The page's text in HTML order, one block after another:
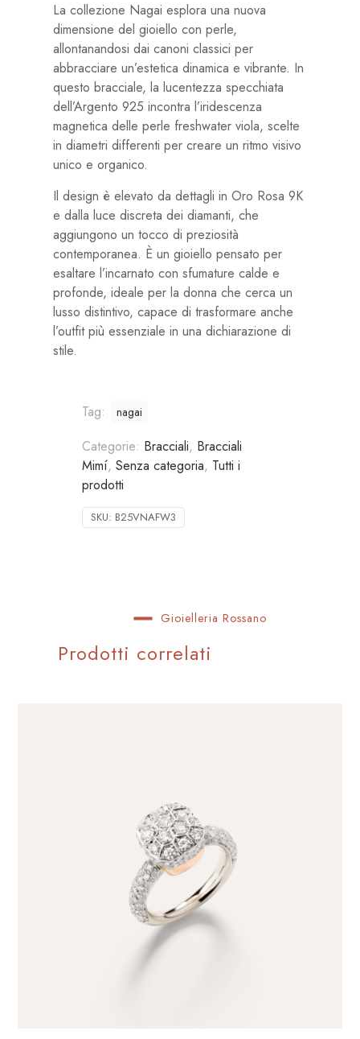
La collezione Nagai esplora una nuova
dimensione del gioiello con perle,
allontanandosi dai canoni classici per
abbracciare un’estetica dinamica e vibrante. In
questo bracciale, la lucentezza specchiata
dell’Argento 925 incontra l’iridescenza
magnetica delle perle freshwater viola, scelte
in diametri differenti per creare un ritmo visivo
unico e organico.
Il design è elevato da dettagli in Oro Rosa 9K
e dalla luce discreta dei diamanti, che
aggiungono un tocco di preziosità
contemporanea. È un gioiello pensato per
esaltare l’incarnato con sfumature calde e
profonde, ideale per la donna che cerca un
lusso distintivo, capace di trasformare anche
l’outfit più essenziale in una dichiarazione di
stile.
Tag: nagai
Categorie: Bracciali, Bracciali
Mimí,Senza categoria, Tutti i
prodotti
SKU: B25VNAFW3
Gioielleria Rossano
Prodotti correlati